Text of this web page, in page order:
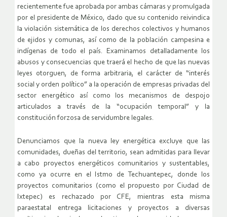
recientemente fue aprobada por ambas cámaras y promulgada
por el presidente de México, dado que su contenido reivindica
la violación sistemática de los derechos colectivos y humanos
de ejidos y comunas, así como de la población campesina e
indígenas de todo el país. Examinamos detalladamente los
abusos y consecuencias que traerá el hecho de que las nuevas
leyes otorguen, de forma arbitraria, el carácter de “interés
social y orden político” a la operación de empresas privadas del
sector energético así como los mecanismos de despojo
articulados a través de la “ocupación temporal” y la
constitución forzosa de servidumbre legales.
Denunciamos que la nueva ley energética excluye que las
comunidades, dueñas del territorio, sean admitidas para llevar
a cabo proyectos energéticos comunitarios y sustentables,
como ya ocurre en el Istmo de Techuantepec, donde los
proyectos comunitarios (como el propuesto por Ciudad de
Ixtepec) es rechazado por CFE, mientras esta misma
paraestatal entrega licitaciones y proyectos a diversas